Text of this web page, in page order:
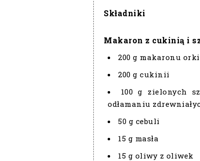
Składniki
Makaron z cukinią i
200 g makaronu
200 g cukinii
100 g zielonych
odłamaniu
50 g cebuli
15 g masła
15 g oliwy z oliwek